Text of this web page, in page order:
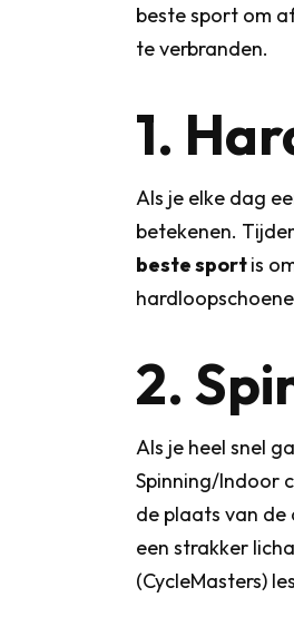
beste sport om
te verbranden.
1.
Als je elke dag
betekenen.
beste sportis
2.
Als je heel snel
Spinning/Indoor
de plaats van de
een strakker
(CycleMasters)